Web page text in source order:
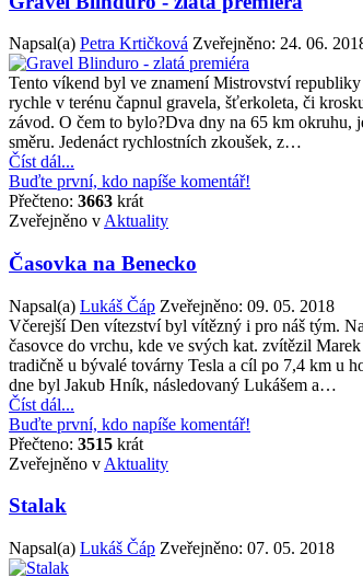
Napsal(a) Petra Krtičková Zveřejněno: 24. 06.
Tento víkend byl ve znamení Mistrovství
rychle v terénu čapnul gravela, šťerkoleta, či
závod. O čem to bylo?Dva dny na 65 km okruhu,
směru. Jedenáct rychlostních zkoušek, z…
Číst dál...
Buďte první, kdo napíše komentář!
Přečteno: 3663 krát
Zveřejněno v Aktuality
Časovka na Benecko
Napsal(a) Lukáš Čáp Zveřejněno: 09. 05. 2018
Včerejší Den vítezství byl vítězný i pro náš tým.
časovce do vrchu, kde ve svých kat. zvítězil
tradičně u bývalé továrny Tesla a cíl po 7,4 km u
dne byl Jakub Hník, následovaný Lukášem a…
Číst dál...
Buďte první, kdo napíše komentář!
Přečteno: 3515 krát
Zveřejněno v Aktuality
Stalak
Napsal(a) Lukáš Čáp Zveřejněno: 07. 05. 2018